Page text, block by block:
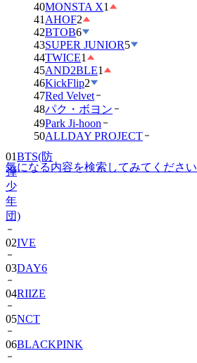
40MONSTA X1
41 AHOF2
42BTOB6
43SUPER JUNIOR5
44TWICE1
45AND2BLE1
46KickFlip2
47Red Velvet
48パク・ボヨン
49Park Ji-hoon
50ALLDAY PROJECT
気になる内容を検索してみてください
BTS(防
少
年
団)
02 IVE
03DAY6
04RIIZE
05NCT
06BLACKPINK
07TWS